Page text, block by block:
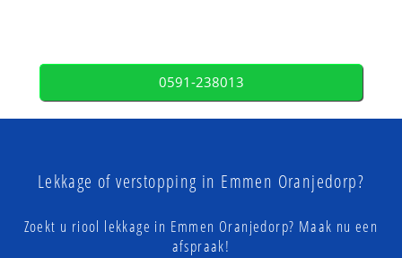
0591-238013
Lekkage of verstopping in Emmen Oranjedorp?
Zoekt u riool lekkage in Emmen Oranjedorp? Maak nu een
afspraak!